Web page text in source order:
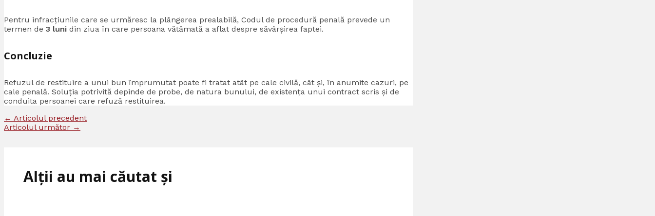
Pentru infracțiunile care se urmăresc la plângerea prealabilă, Codul de procedură penală prevede un
termen de 3 luni din ziua în care persoana vătămată a aflat despre săvârșirea faptei.
Concluzie
Refuzul de restituire a unui bun împrumutat poate fi tratat atât pe cale civilă, cât și, în anumite cazuri, pe
cale penală. Soluția potrivită depinde de probe, de natura bunului, de existența unui contract scris și de
conduita persoanei care refuză restituirea.
← Articolul precedent
Articolul următor →
Alții au mai căutat și